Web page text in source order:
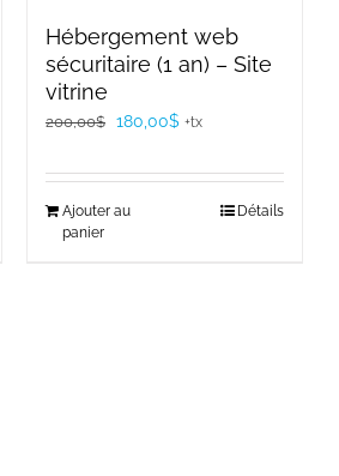
Hébergement web
sécuritaire (1 an) – Site
vitrine
200,00$ Le
initial
était :
180,00$ Le
actuel
+tx
Ajouter au
panier
Détails